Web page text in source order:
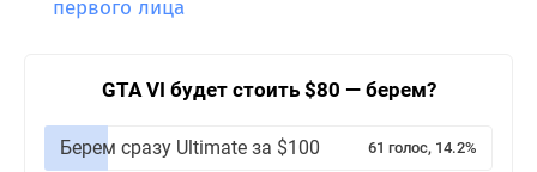
первого лица
GTA VI будет стоить $80 — берем?
Берем сразу Ultimate за $100 61 голос, 14.2%